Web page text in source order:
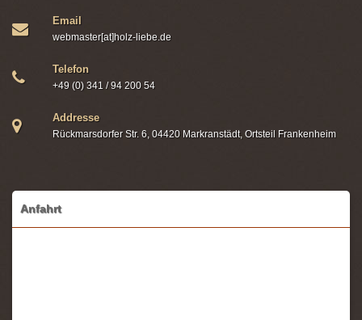
Email
webmaster[at]holz-liebe.de
Telefon
+49 (0) 341 / 94 200 54
Addresse
Rückmarsdorfer Str. 6, 04420 Markranstädt, Ortsteil Frankenheim
Anfahrt